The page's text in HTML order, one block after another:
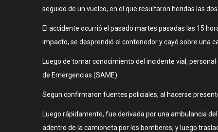
seguido de un vuelco, en el que resultaron heridas las
El accidente ocurrió el pasado martes pasadas las 15
impacto, se desprendió el contenedor y cayó sobre una
Luego de tomar conocimiento del incidente vial,
de Emergencias (SAME).
Segun confirmaron fuentes policiales, al hacerse
Luego rápidamente, fue derivada por una ambulancia
adentro de la camioneta por los bomberos, y luego